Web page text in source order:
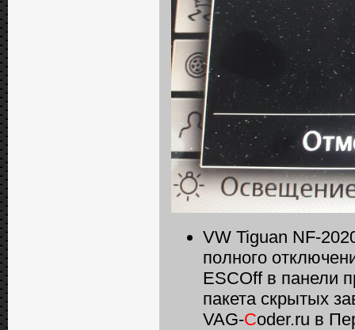
VW Tiguan NF-
полного
ESCOff в панели
пакета скрытых
VAG-Coder.ru в